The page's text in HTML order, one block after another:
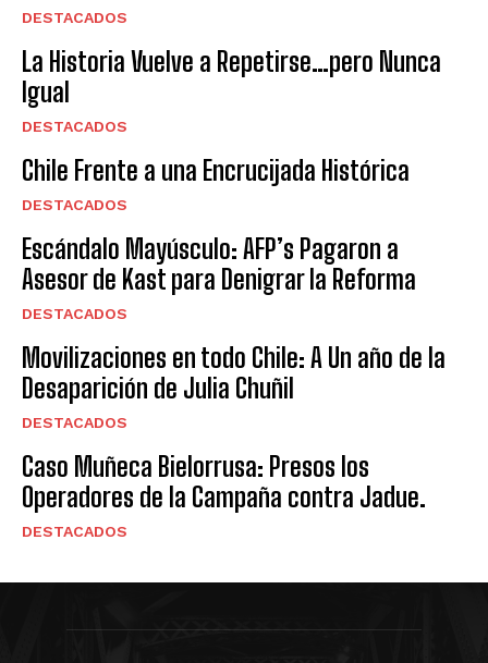
DESTACADOS
La Historia Vuelve a Repetirse…pero Nunca
Igual
DESTACADOS
Chile Frente a una Encrucijada Histórica
DESTACADOS
Escándalo Mayúsculo: AFP’s Pagaron a
Asesor de Kast para Denigrar la Reforma
DESTACADOS
Movilizaciones en todo Chile: A Un año de la
Desaparición de Julia Chuñil
DESTACADOS
Caso Muñeca Bielorrusa: Presos los
Operadores de la Campaña contra Jadue.
DESTACADOS